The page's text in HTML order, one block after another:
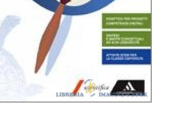
ACQUISTA